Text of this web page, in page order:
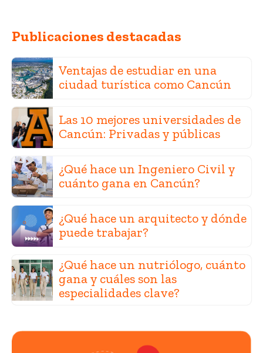
Publicaciones destacadas
Ventajas de estudiar en una
ciudad turística como Cancún
Las 10 mejores universidades de
Cancún: Privadas y públicas
¿Qué hace un Ingeniero Civil y
cuánto gana en Cancún?
¿Qué hace un arquitecto y dónde
puede trabajar?
¿Qué hace un nutriólogo, cuánto
gana y cuáles son las
especialidades clave?